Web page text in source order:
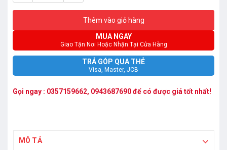
Thêm vào giỏ hàng
MUA NGAY
Giao Tận Nơi Hoặc Nhận Tại Cửa Hàng
TRẢ GÓP QUA THẺ
Visa, Master, JCB
Gọi ngay : 0357159662, 0943687690để có được giá tốt nhất!
MÔ TẢ